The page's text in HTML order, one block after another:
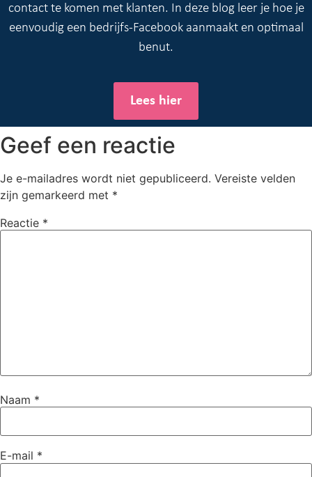
contact te komen met klanten. In deze blog leer je hoe je
eenvoudig een bedrijfs-Facebook aanmaakt en optimaal
benut.
Lees hier
Geef een reactie
Je e-mailadres wordt niet gepubliceerd. Vereiste velden
zijn gemarkeerd met *
Reactie *
Naam *
E-mail *